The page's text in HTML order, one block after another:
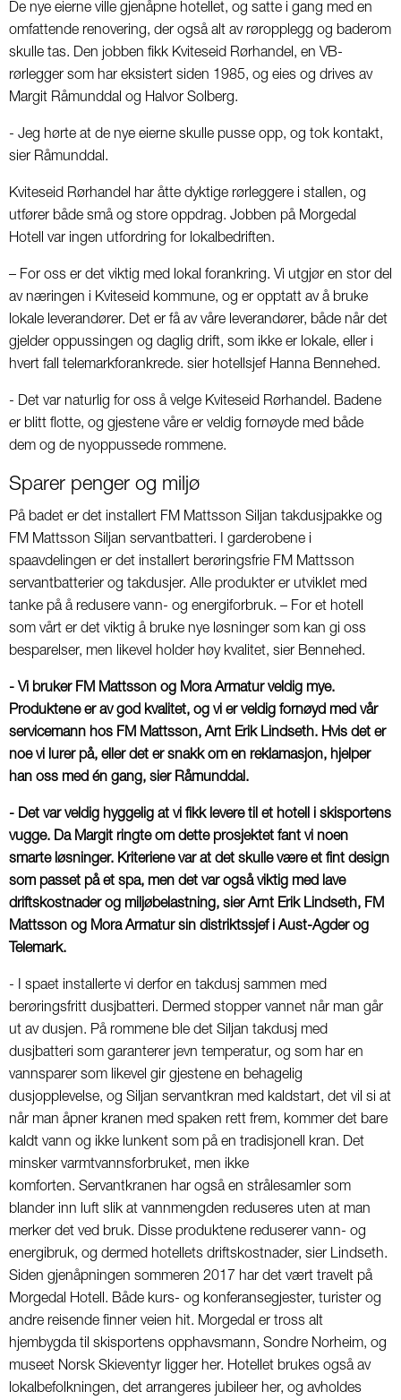
De nye eierne ville gjenåpne hotellet, og satte i gang med en
omfattende renovering, der også alt av røropplegg og baderom
skulle tas. Den jobben fikk Kviteseid Rørhandel, en VB-
rørlegger som har eksistert siden 1985, og eies og drives av
Margit Råmunddal og Halvor Solberg.
- Jeg hørte at de nye eierne skulle pusse opp, og tok kontakt,
sier Råmunddal.
Kviteseid Rørhandel har åtte dyktige rørleggere i stallen, og
utfører både små og store oppdrag. Jobben på Morgedal
Hotell var ingen utfordring for lokalbedriften.
– For oss er det viktig med lokal forankring. Vi utgjør en stor del
av næringen i Kviteseid kommune, og er opptatt av å bruke
lokale leverandører. Det er få av våre leverandører, både når det
gjelder oppussingen og daglig drift, som ikke er lokale, eller i
hvert fall telemarkforankrede. sier hotellsjef Hanna Bennehed.
- Det var naturlig for oss å velge Kviteseid Rørhandel. Badene
er blitt flotte, og gjestene våre er veldig fornøyde med både
dem og de nyoppussede rommene.
Sparer penger og miljø
På badet er det installert FM Mattsson Siljan takdusjpakke og
FM Mattsson Siljan servantbatteri. I garderobene i
spaavdelingen er det installert berøringsfrie FM Mattsson
servantbatterier og takdusjer. Alle produkter er utviklet med
tanke på å redusere vann- og energiforbruk. – For et hotell
som vårt er det viktig å bruke nye løsninger som kan gi oss
besparelser, men likevel holder høy kvalitet, sier Bennehed.
- Vi bruker FM Mattsson og Mora Armatur veldig mye.
Produktene er av god kvalitet, og vi er veldig fornøyd med vår
servicemann hos FM Mattsson, Arnt Erik Lindseth. Hvis det er
noe vi lurer på, eller det er snakk om en reklamasjon, hjelper
han oss med én gang, sier Råmunddal.
- Det var veldig hyggelig at vi fikk levere til et hotell i skisportens
vugge. Da Margit ringte om dette prosjektet fant vi noen
smarte løsninger. Kriteriene var at det skulle være et fint design
som passet på et spa, men det var også viktig med lave
driftskostnader og miljøbelastning, sier Arnt Erik Lindseth, FM
Mattsson og Mora Armatur sin distriktssjef i Aust-Agder og
Telemark.
- I spaet installerte vi derfor en takdusj sammen med
berøringsfritt dusjbatteri. Dermed stopper vannet når man går
ut av dusjen. På rommene ble det Siljan takdusj med
dusjbatteri som garanterer jevn temperatur, og som har en
vannsparer som likevel gir gjestene en behagelig
dusjopplevelse, og Siljan servantkran med kaldstart, det vil si at
når man åpner kranen med spaken rett frem, kommer det bare
kaldt vann og ikke lunkent som på en tradisjonell kran. Det
minsker varmtvannsforbruket, men ikke
komforten. Servantkranen har også en strålesamler som
blander inn luft slik at vannmengden reduseres uten at man
merker det ved bruk. Disse produktene reduserer vann- og
energibruk, og dermed hotellets driftskostnader, sier Lindseth.
Siden gjenåpningen sommeren 2017 har det vært travelt på
Morgedal Hotell. Både kurs- og konferansegjester, turister og
andre reisende finner veien hit. Morgedal er tross alt
hjembygda til skisportens opphavsmann, Sondre Norheim, og
museet Norsk Skieventyr ligger her. Hotellet brukes også av
lokalbefolkningen, det arrangeres jubileer her, og avholdes